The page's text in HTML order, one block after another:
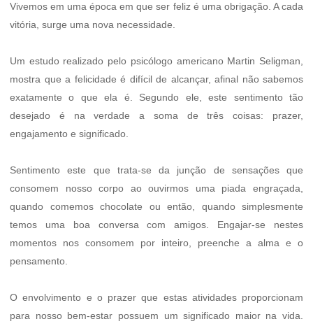
Vivemos em uma época em que ser feliz é uma obrigação. A cada
vitória, surge uma nova necessidade.
Um estudo realizado pelo psicólogo americano Martin Seligman,
mostra que a felicidade é difícil de alcançar, afinal não sabemos
exatamente o que ela é. Segundo ele, este sentimento tão
desejado é na verdade a soma de três coisas: prazer,
engajamento e significado.
Sentimento este que trata-se da junção de sensações que
consomem nosso corpo ao ouvirmos uma piada engraçada,
quando comemos chocolate ou então, quando simplesmente
temos uma boa conversa com amigos. Engajar-se nestes
momentos nos consomem por inteiro, preenche a alma e o
pensamento.
O envolvimento e o prazer que estas atividades proporcionam
para nosso bem-estar possuem um significado maior na vida.